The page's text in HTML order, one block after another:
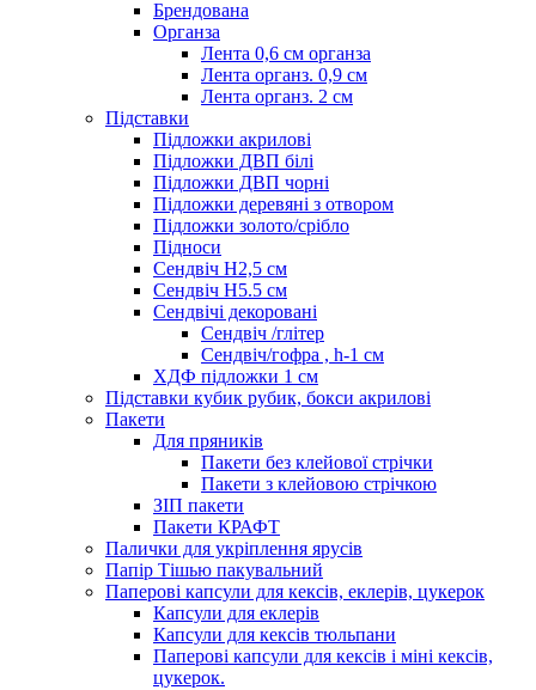
Брендована
Органза
Лента 0,6 см органза
Лента органз. 0,9 см
Лента органз. 2 см
Підставки
Підложки акрилові
Підложки ДВП білі
Підложки ДВП чорні
Підложки деревяні з отвором
Підложки золото/срібло
Підноси
Сендвіч H2,5 см
Сендвіч H5.5 см
Сендвічі декоровані
Сендвіч /глітер
Сендвіч/гофра , h-1 см
ХДФ підложки 1 см
Підставки кубик рубик, бокси акрилові
Пакети
Для пряників
Пакети без клейової стрічки
Пакети з клейовою стрічкою
ЗІП пакети
Пакети КРАФТ
Палички для укріплення ярусів
Папір Тішью пакувальний
Паперові капсули для кексів, еклерів, цукерок
Капсули для еклерів
Капсули для кексів тюльпани
Паперові капсули для кексів і міні кексів,
цукерок.